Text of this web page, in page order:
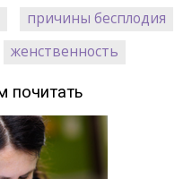
причины бесплодия
женственность
почитать